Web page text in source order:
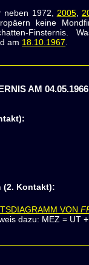
1972, 2005,
keine
Finsternis.
am 18.10.1967
AM 04.05.1966
(2. Kontakt):
VON
dazu: MEZ = UT